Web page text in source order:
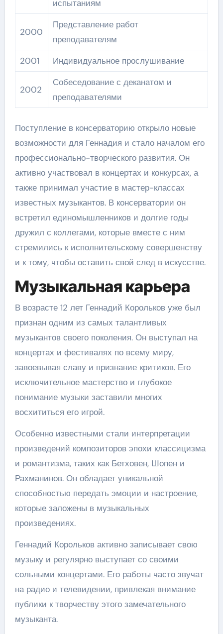
испытаниям
2000
Представление работ
преподавателям
2001
Индивидуальное прослушивание
2002
Собеседование с деканатом и
преподавателями
Поступление в консерваторию открыло новые
возможности для Геннадия и стало началом его
профессионально-творческого развития. Он
активно участвовал в концертах и конкурсах, а
также принимал участие в мастер-классах
известных музыкантов. В консерватории он
встретил единомышленников и долгие годы
дружил с коллегами, которые вместе с ним
стремились к исполнительскому совершенству
и к тому, чтобы оставить свой след в искусстве.
Музыкальная карьера
В возрасте 12 лет Геннадий Корольков уже был
признан одним из самых талантливых
музыкантов своего поколения. Он выступал на
концертах и фестивалях по всему миру,
завоевывая славу и признание критиков. Его
исключительное мастерство и глубокое
понимание музыки заставили многих
восхититься его игрой.
Особенно известными стали интерпретации
произведений композиторов эпохи классицизма
и романтизма, таких как Бетховен, Шопен и
Рахманинов. Он обладает уникальной
способностью передать эмоции и настроение,
которые заложены в музыкальных
произведениях.
Геннадий Корольков активно записывает свою
музыку и регулярно выступает со своими
сольными концертами. Его работы часто звучат
на радио и телевидении, привлекая внимание
публики к творчеству этого замечательного
музыканта.